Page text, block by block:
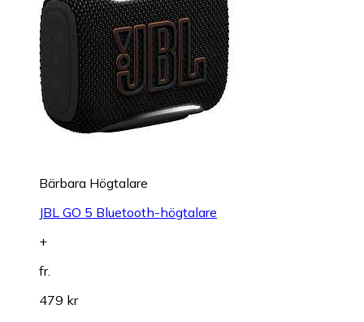
Bärbara Högtalare
JBL GO 5 Bluetooth-högtalare
+
fr.
479 kr